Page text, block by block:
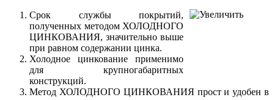
Срок службы покрытий,
полученных методом ХОЛОДНОГО
ЦИНКОВАНИЯ, значительно выше
при равном содержании цинка.
Холодное цинкование применимо
для крупногабаритных
конструкций.
Метод ХОЛОДНОГО ЦИНКОВАНИЯ прост и удобен в